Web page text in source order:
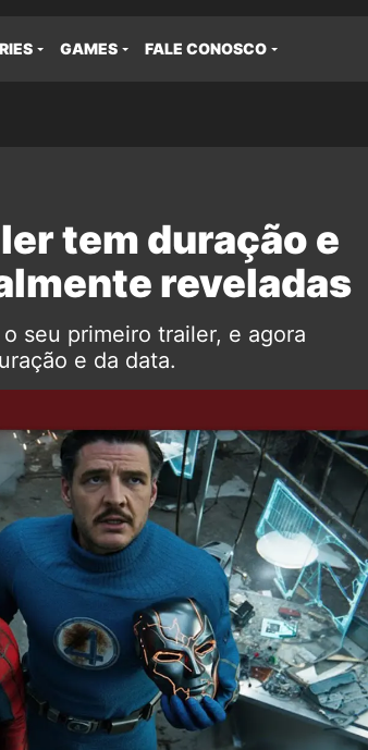
GAMES FALE CONOSCO
tem duração e
reveladas
seu primeiro trailer, e agora
e da data.